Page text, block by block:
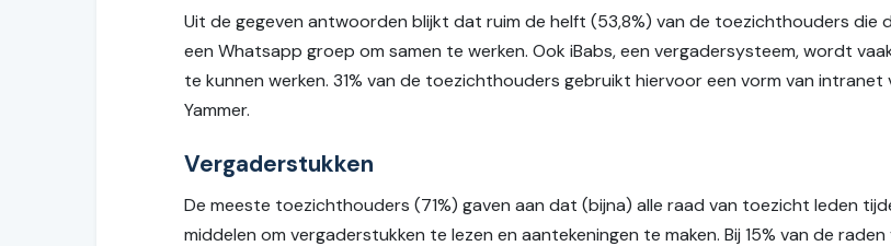
Uit de gegeven antwoorden blijkt dat ruim de helft (53,8%) van de toezichthouders die
een Whatsapp groep om samen te werken. Ook iBabs, een vergadersysteem, wordt
te kunnen werken. 31% van de toezichthouders gebruikt hiervoor een vorm van
Yammer.
Vergaderstukken
De meeste toezichthouders (71%) gaven aan dat (bijna) alle raad van toezicht leden
middelen om vergaderstukken te lezen en aantekeningen te maken. Bij 15% van de